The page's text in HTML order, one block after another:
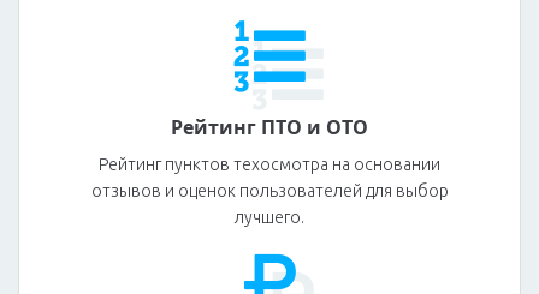
Рейтинг ПТО и ОТО
Рейтинг пунктов техосмотра на основании
отзывов и оценок пользователей для выбор
лучшего.